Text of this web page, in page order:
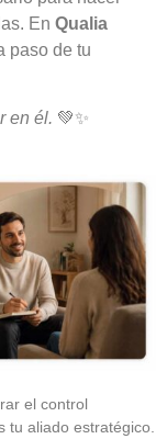
En Qualia
paso de tu
en él. 💚✨
el control
tu aliado estratégico.